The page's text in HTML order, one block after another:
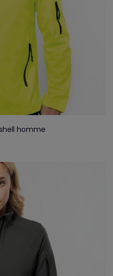
homme